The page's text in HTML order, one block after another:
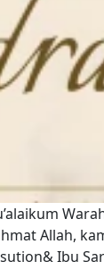
Allah,
Ibu